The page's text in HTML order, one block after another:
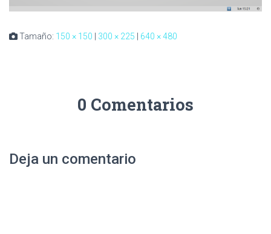
Tamaño: 150 × 150 | 300 × 225 | 640 × 480
0 Comentarios
Deja un comentario